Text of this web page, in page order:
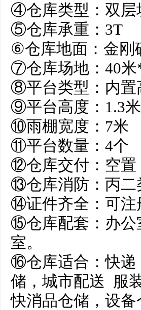
④仓库类型：双层
⑤仓库承重：3T
⑥仓库地面：金刚
⑦仓库场地：40米
⑧平台类型：内置
⑨平台高度：1.3米
⑩雨棚宽度：7米
⑪平台数量：4个
⑫仓库交付：空置
⑬仓库消防：丙二
⑭证件齐全：可注
⑮仓库配套：办公
室。
⑯仓库适合：快递
储，城市配送 服
快消品仓储，设